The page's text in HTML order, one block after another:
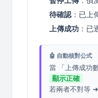
待確認：已上
上傳成功 ：已
🤖 自動核對公式
當 「上傳成功
顯示正確
若兩者不對等 ➜